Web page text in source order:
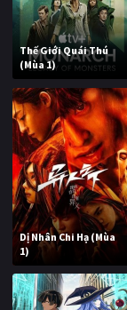
Thế Giới Quái Thú
(Mùa 1)
Dị Nhân Chi Hạ (Mùa
1)